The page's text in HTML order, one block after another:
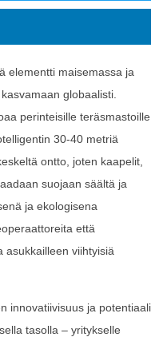
elementti maisemassa ja
globaalisti.
perinteisille teräsmastoille
30-40 metriä
ontto, joten kaapelit,
suojaan säältä ja
ja ekologisena
että
asukkailleen viihtyisiä
innovatiivisuus ja potentiaali
tasolla – yritykselle